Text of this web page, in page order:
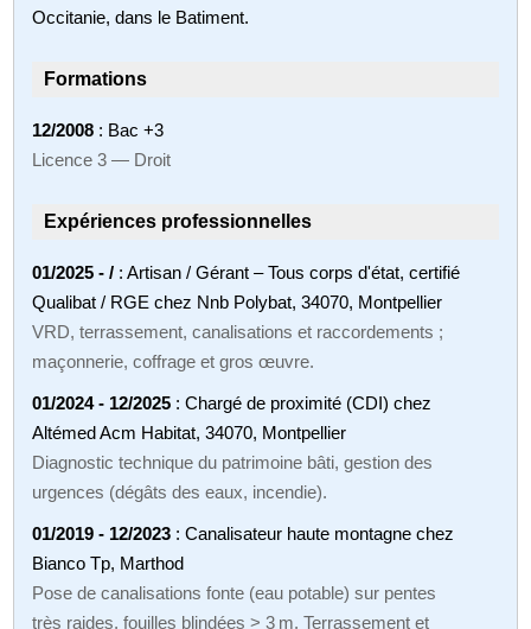
Occitanie, dans le Batiment.
Formations
12/2008 : Bac +3
Licence 3 — Droit
Expériences professionnelles
01/2025 - / : Artisan / Gérant – Tous corps d'état, certifié
Qualibat / RGE chez Nnb Polybat, 34070, Montpellier
VRD, terrassement, canalisations et raccordements ;
maçonnerie, coffrage et gros œuvre.
01/2024 - 12/2025 : Chargé de proximité (CDI) chez
Altémed Acm Habitat, 34070, Montpellier
Diagnostic technique du patrimoine bâti, gestion des
urgences (dégâts des eaux, incendie).
01/2019 - 12/2023 : Canalisateur haute montagne chez
Bianco Tp, Marthod
Pose de canalisations fonte (eau potable) sur pentes
très raides, fouilles blindées > 3 m. Terrassement et